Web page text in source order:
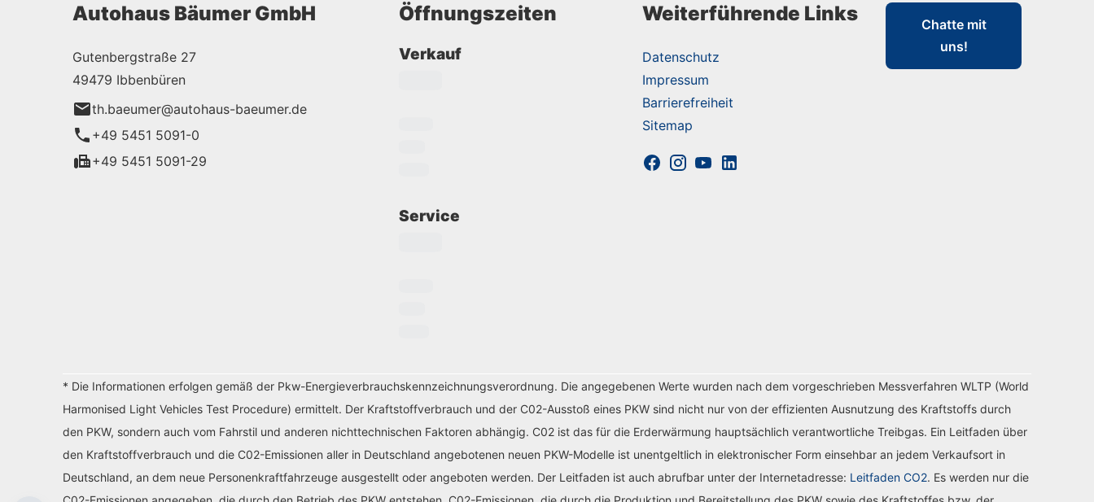
Autohaus Bäumer GmbH
Gutenbergstraße 27
49479 Ibbenbüren
th.baeumer@autohaus-baeumer.de
+49 5451 5091-0
+49 5451 5091-29
Öffnungszeiten
Verkauf
Service
Weiterführende Links
Datenschutz
Impressum
Barrierefreiheit
Sitemap
Chatte mit
uns!
* Die Informationen erfolgen gemäß der Pkw-Energieverbrauchskennzeichnungsverordnung. Die angegebenen Werte wurden nach dem vorgeschrieben Messverfahren WLTP (World
Harmonised Light Vehicles Test Procedure) ermittelt. Der Kraftstoffverbrauch und der C02-Ausstoß eines PKW sind nicht nur von der effizienten Ausnutzung des Kraftstoffs durch
den PKW, sondern auch vom Fahrstil und anderen nichttechnischen Faktoren abhängig. C02 ist das für die Erderwärmung hauptsächlich verantwortliche Treibgas. Ein Leitfaden über
den Kraftstoffverbrauch und die C02-Emissionen aller in Deutschland angebotenen neuen PKW-Modelle ist unentgeltlich in elektronischer Form einsehbar an jedem Verkaufsort in
Deutschland, an dem neue Personenkraftfahrzeuge ausgestellt oder angeboten werden. Der Leitfaden ist auch abrufbar unter der Internetadresse: Leitfaden CO2. Es werden nur die